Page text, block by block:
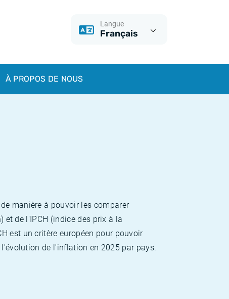
Langue
Français
À PROPOS DE NOUS
manière à pouvoir les comparer
de l'IPCH (indice des prix à la
est un critère européen pour pouvoir
de l'inflation en 2025 par pays.